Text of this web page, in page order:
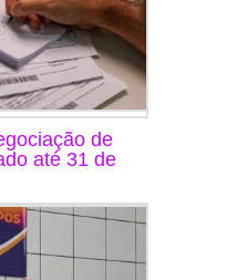
de
até 31 de